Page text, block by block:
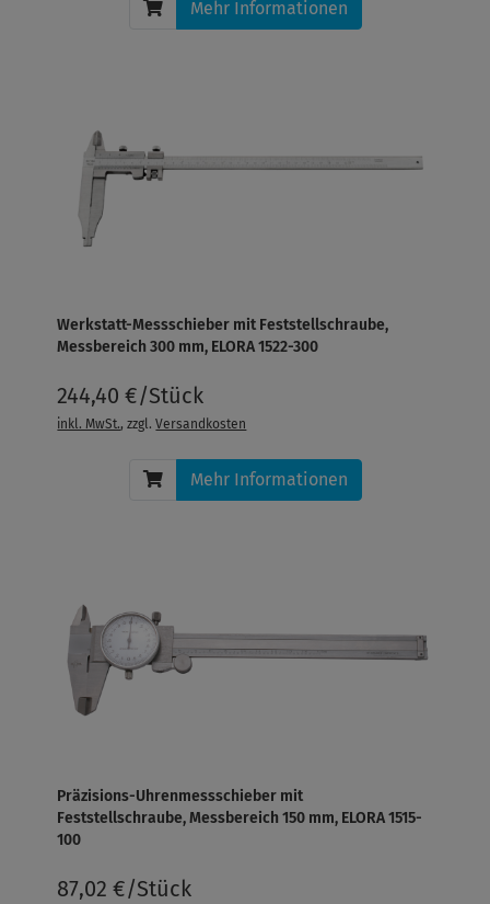
Mehr Informationen
Werkstatt-Messschieber mit Feststellschraube,
Messbereich 300 mm, ELORA 1522-300
244,40 €/Stück
inkl. MwSt., zzgl.Versandkosten
Mehr Informationen
Präzisions-Uhrenmessschieber mit
Feststellschraube, Messbereich 150 mm, ELORA 1515-
100
87,02 €/Stück